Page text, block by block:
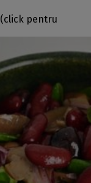
(click pentru